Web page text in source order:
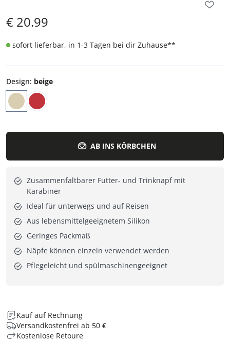
€ 20.99
sofort lieferbar, in 1-3 Tagen bei dir Zuhause**
Design: beige
AB INS KÖRBCHEN
Zusammenfaltbarer Futter- und Trinknapf mit
Karabiner
Ideal für unterwegs und auf Reisen
Aus lebensmittelgeeignetem Silikon
Geringes Packmaß
Näpfe können einzeln verwendet werden
Pflegeleicht und spülmaschinengeeignet
Kauf auf Rechnung
Versandkostenfrei ab 50 €
Kostenlose Retoure